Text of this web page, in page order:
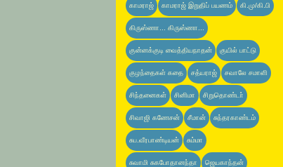
காமராஜ் காமராஜ் இறுதிப் பயணம் கி.மு/கி.பி
கிருஸ்ணா... கிருஸ்ணா...
குன்னக்குடி வைத்தியநாதன் குயில் பாட்டு
குழந்தைகள் கதை சத்யராஜ் சவாலே சமாளி
சிந்தனைகள் சினிமா சிறுதொண்டா்
சிவாஜி கணேசன் சீமான் சுந்தரகாண்டம்
சுப.வீரபாண்டியன் சும்மா
சுவாமி சுகபோதானந்தா ஜெயகாந்தன்